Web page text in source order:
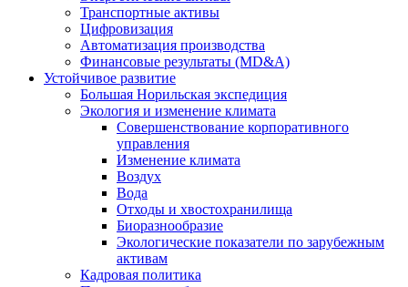
Транспортные активы
Цифровизация
Автоматизация производства
Финансовые результаты (MD&A)
Устойчивое развитие
Большая Норильская экспедиция
Экология и изменение климата
Совершенствование корпоративного
управления
Изменение климата
Воздух
Вода
Отходы и хвостохранилища
Биоразнообразие
Экологические показатели по зарубежным
активам
Кадровая политика